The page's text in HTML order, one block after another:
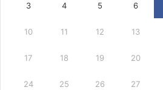
3 4 5 6
10 11 12 13
17 18 19 20
24 25 26 27